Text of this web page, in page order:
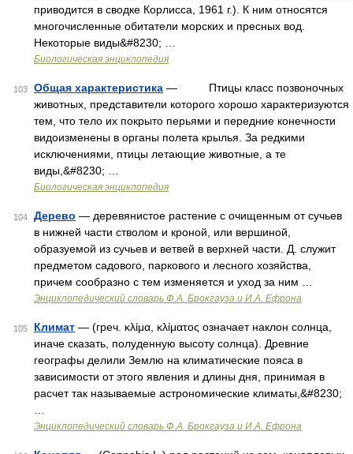
приводится в сводке Корлисса, 1961 г.). К ним относятся
многочисленные обитатели морских и пресных вод.
Некоторые виды&#8230; …
Биологическая энциклопедия
103 Общая характеристика — Птицы класс позвоночных
животных, представители которого хорошо характеризуются
тем, что тело их покрыто перьями и передние конечности
видоизменены в органы полета крылья. За редкими
исключениями, птицы летающие животные, а те
виды,&#8230; …
Биологическая энциклопедия
104 Дерево — деревянистое растение с очищенным от сучьев
в нижней части стволом и кроной, или вершиной,
образуемой из сучьев и ветвей в верхней части. Д. служит
предметом садового, паркового и лесного хозяйства,
причем сообразно с тем изменяется и уход за ним …
Энциклопедический словарь Ф.А. Брокгауза и И.А. Ефрона
105 Климат — (греч. κλίμα, κλίματος означает наклон солнца,
иначе сказать, полуденную высоту солнца). Древние
географы делили Землю на климатические пояса в
зависимости от этого явления и длины дня, принимая в
расчет так называемые астрономические климаты,&#8230;
Энциклопедический словарь Ф.А. Брокгауза и И.А. Ефрона